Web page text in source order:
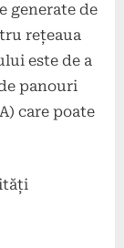
generate de
rețeaua
este de a
panouri
care poate